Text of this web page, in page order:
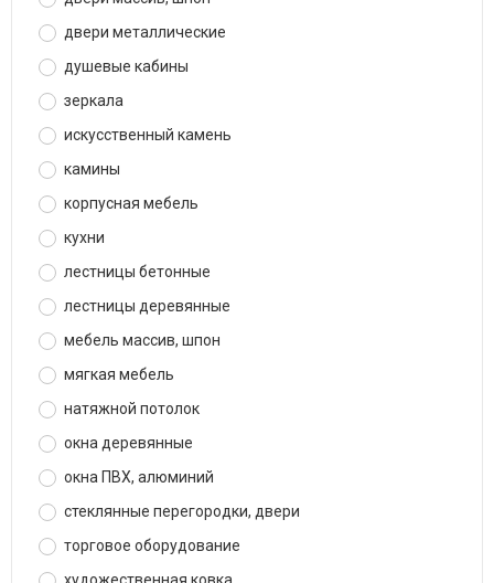
двери металлические
душевые кабины
зеркала
искусственный камень
камины
корпусная мебель
кухни
лестницы бетонные
лестницы деревянные
мебель массив, шпон
мягкая мебель
натяжной потолок
окна деревянные
окна ПВХ, алюминий
стеклянные перегородки, двери
торговое оборудование